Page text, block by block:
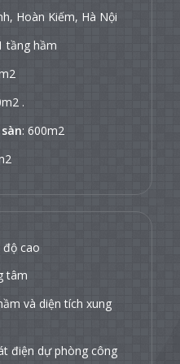
Hoàn Kiếm, Hà Nội
tầng hầm
.
: 600m2
độ cao
tâm
và diện tích xung
điện dự phòng công